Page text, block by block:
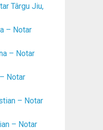
Târgu Jiu,
– Notar
– Notar
Notar
– Notar
– Notar